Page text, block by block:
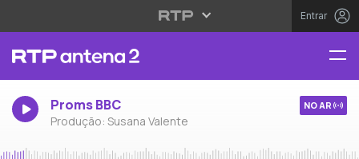
Entrar
Proms BBC
Produção: Susana Valente
NO AR